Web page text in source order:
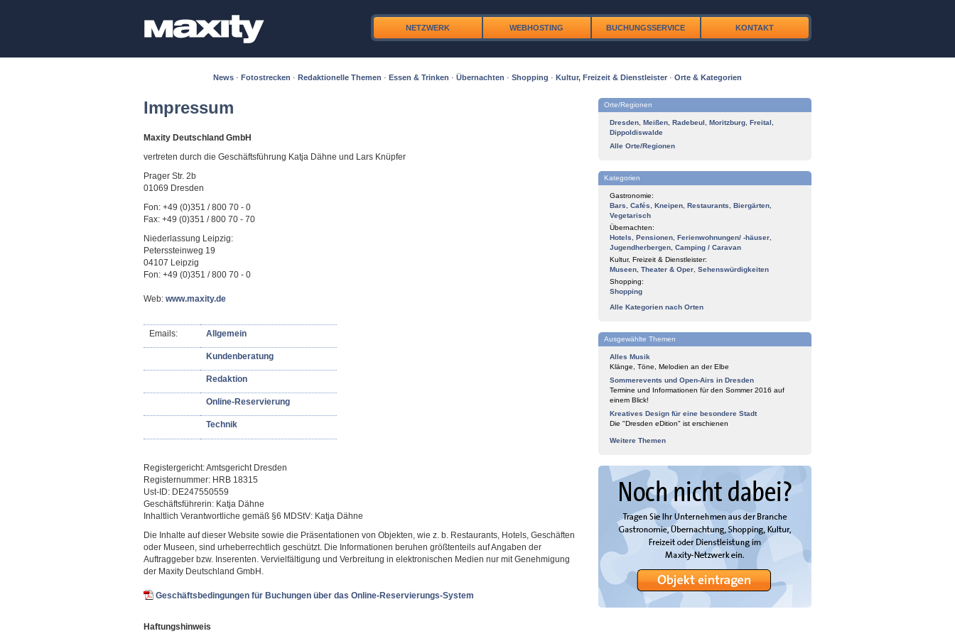
NETZWERK WEBHOSTING BUCHUNGSSERVICE KONTAKT
News · Fotostrecken · Redaktionelle Themen · Essen & Trinken · Übernachten · Shopping · Kultur, Freizeit & Dienstleister · Orte & Kategorien
Impressum
Maxity Deutschland GmbH
vertreten durch die Geschäftsführung Katja Dähne und Lars Knüpfer
Prager Str. 2b
01069 Dresden
Fon: +49 (0)351 / 800 70 - 0
Fax: +49 (0)351 / 800 70 - 70
Niederlassung Leipzig:
Peterssteinweg 19
04107 Leipzig
Fon: +49 (0)351 / 800 70 - 0
Web: www.maxity.de
Emails: Allgemein
Kundenberatung
Redaktion
Online-Reservierung
Technik
Registergericht: Amtsgericht Dresden
Registernummer: HRB 18315
Ust-ID: DE247550559
Geschäftsführerin: Katja Dähne
Inhaltlich Verantwortliche gemäß §6 MDStV: Katja Dähne
Die Inhalte auf dieser Website sowie die Präsentationen von Objekten, wie z. b. Restaurants, Hotels, Geschäften
oder Museen, sind urheberrechtlich geschützt. Die Informationen beruhen größtenteils auf Angaben der
Auftraggeber bzw. Inserenten. Vervielfältigung und Verbreitung in elektronischen Medien nur mit Genehmigung
der Maxity Deutschland GmbH.
Geschäftsbedingungen für Buchungen über das Online-Reservierungs-System
Haftungshinweis
Orte/Regionen
Dresden Meißen Radebeul Moritzburg Freital
Dippoldiswalde
Alle Orte/Regionen
Kategorien
Gastronomie:
Bars
Cafés Kneipen Restaurants Biergärten
Vegetarisch
Übernachten:
Hotels
Pensionen Ferienwohnungen/ -häuser
Jugendherbergen Camping / Caravan
Kultur, Freizeit & Dienstleister:
Museen Theater & Oper Sehenswürdigkeiten
Shopping:
Shopping
Alle Kategorien nach Orten
Ausgewählte Themen
Alles Musik
Klänge, Töne, Melodien an der Elbe
Sommerevents und Open-Airs in Dresden
Termine und Informationen für den Sommer 2016 auf
einem Blick!
Kreatives Design für eine besondere Stadt
Die "Dresden eDition" ist erschienen
Weitere Themen